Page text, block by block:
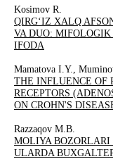
Kosimov R.
QIRG‘IZ XALQ
VA DUO: MIFOLOGIK
IFODA
Mamatova I.Y.,
THE INFLUENCE OF
RECEPTORS
ON CROHN'S
Razzaqov M.B.
MOLIYA
ULARDA